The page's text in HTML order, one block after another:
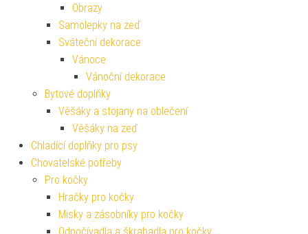
Obrazy
Samolepky na zeď
Sváteční dekorace
Vánoce
Vánoční dekorace
Bytové doplňky
Věšáky a stojany na oblečení
Věšáky na zeď
Chladící doplňky pro psy
Chovatelské potřeby
Pro kočky
Hračky pro kočky
Misky a zásobníky pro kočky
Odpočívadla a škrabadla pro kočky